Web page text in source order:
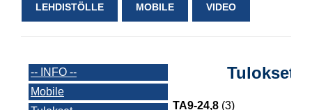
LEHDISTÖLLE MOBILE VIDEO